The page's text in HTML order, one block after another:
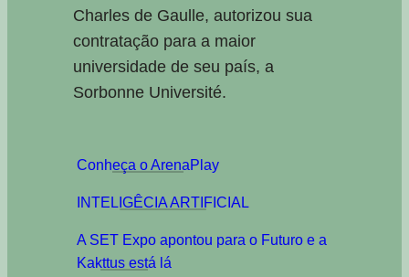
Charles de Gaulle, autorizou sua
contratação para a maior
universidade de seu país, a
Sorbonne Université.
Conheça o ArenaPlay
INTELIGÊCIA ARTIFICIAL
A SET Expo apontou para o Futuro e a
Kakttus está lá